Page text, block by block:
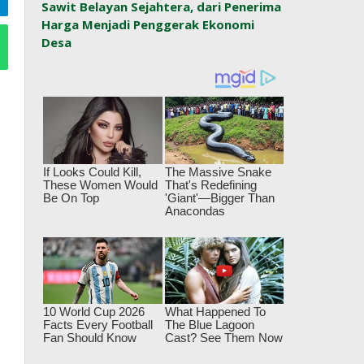
Sawit Belayan Sejahtera, dari Penerima
Harga Menjadi Penggerak Ekonomi
Desa